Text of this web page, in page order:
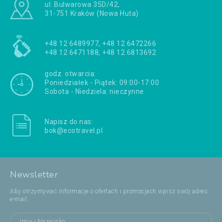
ul. Bulwarowa 35D/42,
31-751 Kraków (Nowa Huta)
+48 12 6489977, +48 12 6472266
+48 12 6471188, +48 12 6813692
godz. otwarcia:
Poniedziałek - Piątek: 09:00-17:00
Sobota - Niedziela: nieczynne
Napisz do nas:
bok@ecotravel.pl
Newsletter
Aby otrzymywać informacje o ofertach i promocjach wpisz swój adres
e-mail: